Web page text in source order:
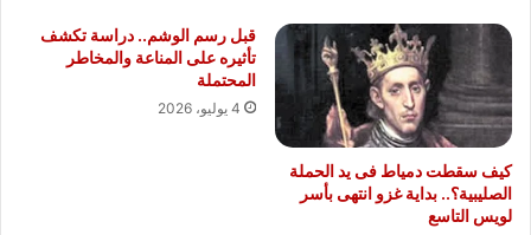
كيف سقطت دمياط فى يد الحملة
الصليبية؟.. بداية غزو انتهى بأسر
لويس التاسع
قبل رسم الوشم.. دراسة تكشف
تأثيره على المناعة والمخاطر
المحتملة
4 يوليو، 2026